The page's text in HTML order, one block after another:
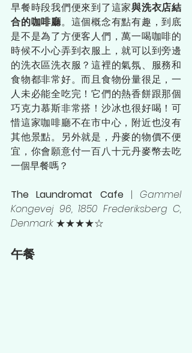
早餐時段我們便來到了這家與洗衣店結
合的咖啡廳。這個概念有點有趣，到底
是不是為了方便客人們，萬一喝咖啡的
時候不小心弄到衣服上，就可以到旁邊
的洗衣區洗衣服？ 這裡的氣氛、服務和
食物都非常好。而且食物份量很足，一
人未必能全吃完！它們的熱香餅跟那個
巧克力慕斯非常搭！沙冰也很好喝！可
惜這家咖啡廳不在市中心，附近也沒有
其他景點。另外就是，丹麥的物價不便
宜，你會願意付一百八十元丹麥幣去吃
一個早餐嗎？
The Laundromat Cafe | Gammel
Kongevej 96, 1850 Frederiksberg C,
Denmark ★★★★☆
午餐